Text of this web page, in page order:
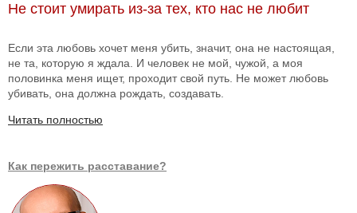
Не стоит умирать из-за тех, кто нас не любит
Если эта любовь хочет меня убить, значит, она не настоящая,
не та, которую я ждала. И человек не мой, чужой, а моя
половинка меня ищет, проходит свой путь. Не может любовь
убивать, она должна рождать, создавать.
Читать полностью
Как пережить расставание?